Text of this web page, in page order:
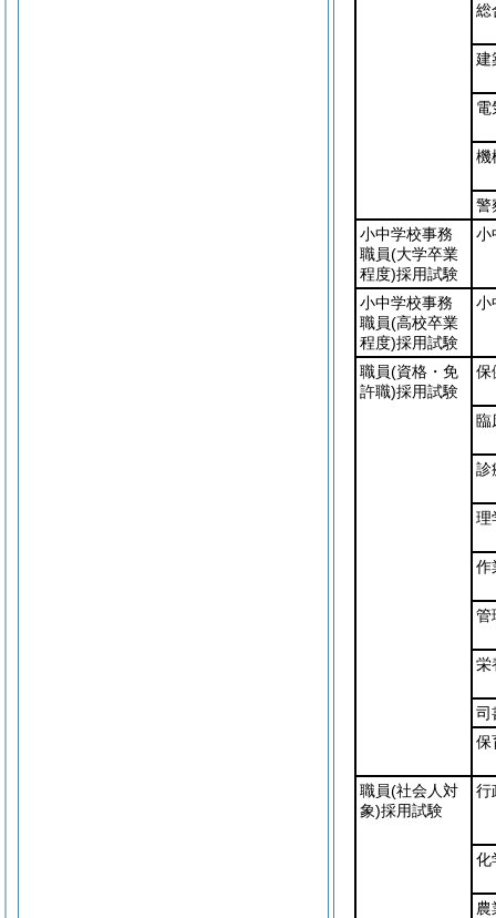
総
建
電
機
警
小中学校事務
職員(大学卒業
程度)採用試験
小
小中学校事務
職員(高校卒業
程度)採用試験
小
職員(資格・免
許職)採用試験
保
臨
診
理
作
管
栄
司
保
職員(社会人対
象)採用試験
行
化
農